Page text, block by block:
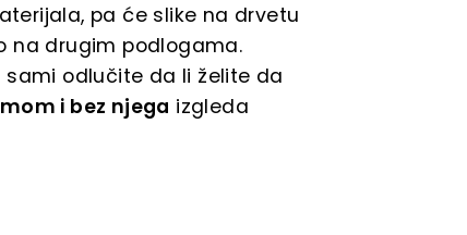
pa će slike na drvetu
na drugim podlogama.
odlučite da li želite da
i bez njega izgleda